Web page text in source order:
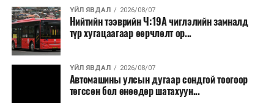
Япон, Герман, Швейцар, Нидерланд, Өмнөд Солонгос
зэрэг улс лаг хатаах, шатаах технологийг ашиглаж
байна. Тухайлбал, Германд лаг шатаах үйлдвэрээс
гарсан үнснээс фосфор сэргээн авах технологи
ашигладаг бол Нидерландад төвлөрсөн лаг
боловсруулах үйлдвэрүүдээр дулаан, цахилгаан
эрчим хүч үйлдвэрлэдэг.
ҮЙЛ ЯВДАЛ 2026/08/07
Нийтийн тээврийн Ч:19А чиглэлийн замналд
түр хугацаагаар өөрчлөлт ор...
ҮЙЛ ЯВДАЛ 2026/08/07
Автомашины улсын дугаар сондгой тоогоор
төгссөн бол өнөөдөр шатахуун...